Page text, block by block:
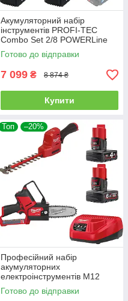
Акумуляторний набір
інструментів PROFI-TEC
Combo Set 2/8 POWERLine
(PCD2820V, DGA201BL) : з
АКБ 2шт-20V 4.0 Ач+ЗП
Готово до відправки
7 099 ₴ 8 874 ₴
Купити
Топ –20%
Професійний набір
акумуляторних
електроінструментів M12
FPP2OP2-642 MILWAUKEE :з
АКБ, Кущоріз 20см,
Готово до відправки